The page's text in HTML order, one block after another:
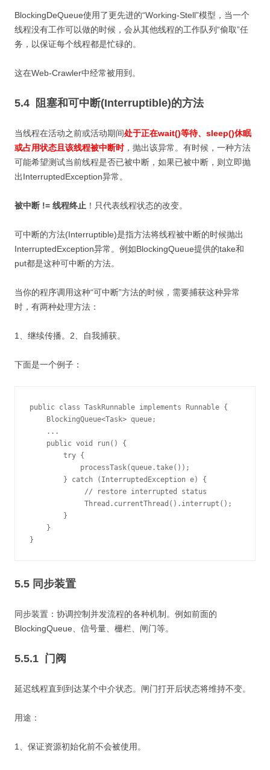
BlockingDeQueue使用了更先进的“Working-Stell”模型，当一个
线程没有工作可以做的时候，会从其他线程的工作队列“偷取”任
务，以保证每个线程都是忙碌的。
这在Web-Crawler中经常被用到。
5.4 阻塞和可中断(Interruptible)的方法
当线程在活动之前或活动期间处于正在wait()等待、sleep()休眠
或占用状态且该线程被中断时，抛出该异常。有时候，一种方法
可能希望测试当前线程是否已被中断，如果已被中断，则立即抛
出InterruptedException异常。
被中断 != 线程终止 ！只代表线程状态的改变。
可中断的方法(Interruptible)是指方法将线程被中断的时候抛出
InterruptedException异常。例如BlockingQueue提供的take和
put都是这种可中断的方法。
当你的程序调用这种“可中断”方法的时候，需要捕获这种异常
时，有两种处理方法：
1、继续传播。2、自我捕获。
下面是一个例子：
public class TaskRunnable implements Runnable {
    BlockingQueue<Task> queue;
    ...
    public void run() {
        try {
            processTask(queue.take());
        } catch (InterruptedException e) {
             // restore interrupted status
             Thread.currentThread().interrupt();
        }
    }
}
5.5 同步装置
同步装置：协调控制并发流程的各种机制。例如前面的
BlockingQueue、信号量、栅栏、闸门等。
5.5.1 门阀
延迟线程直到到达某个中介状态。闸门打开后状态将维持不变。
用途：
1、保证资源初始化前不会被使用。